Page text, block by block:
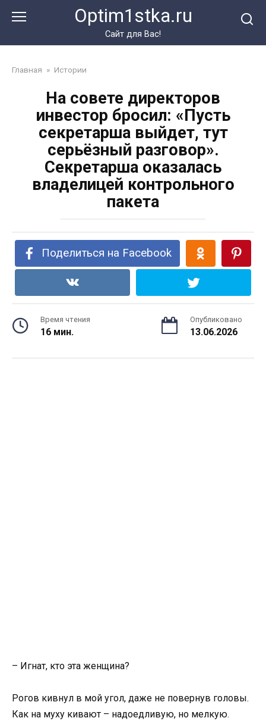
Optim1stka.ru
Сайт для Вас!
Главная » Истории
На совете директоров
инвестор бросил: «Пусть
секретарша выйдет, тут
серьёзный разговор».
Секретарша оказалась
владелицей контрольного
пакета
Поделиться на Facebook
Время чтения
16 мин.
Опубликовано
13.06.2026
– Игнат, кто эта женщина?
Рогов кивнул в мой угол, даже не повернув головы.
Как на муху кивают – надоедливую, но мелкую.